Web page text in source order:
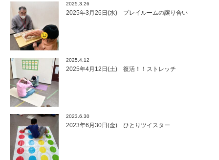
2025.3.26
2025年3月26日(水) プレイルームの譲り合い
2025.4.12
2025年4月12日(土) 復活！！ストレッチ
2023.6.30
2023年6月30日(金) ひとりツイスター